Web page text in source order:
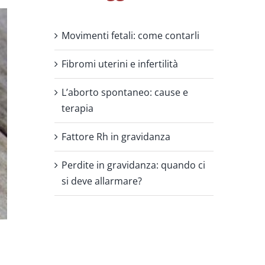
Movimenti fetali: come contarli
Fibromi uterini e infertilità
L’aborto spontaneo: cause e
terapia
Fattore Rh in gravidanza
Perdite in gravidanza: quando ci
si deve allarmare?